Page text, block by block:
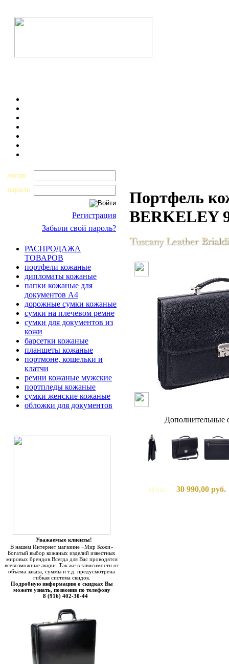
логин
пароль
Регистрация
Забыли свой пароль?
РАСПРОДАЖА
ТОВАРОВ
портфели кожаные
дипломаты кожаные
папки кожаные для
документов А4
дорожные сумки кожаные
сумки на плечевом ремне
сумки для документов из
кожи
барсетки кожаные
планшеты кожаные
портмоне, кошельки и
клатчи
ремни кожаные мужские
портпледы кожаные
сумки женские кожаные
обложки для документов
Уважаемые клиенты!
В нашем Интернет магазине «Мир Кожи»
Богатый выбор кожаных изделий известных
мировых брендов.Всегда для Вас проводятся
всевозможные акции. Так же в зависимости от
объема заказа, суммы и т.д. предусмотрена
гибкая система скидок.
Подробную информацию о скидках Вы
можете узнать, позвонив по телефону
8 (916) 402-30-44
Портфель
BERKELEY
Дополнительные
Цена: 30 990,00 руб.